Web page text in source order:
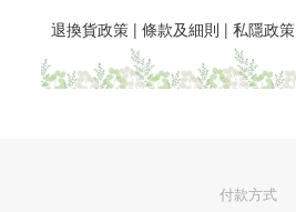
退換貨政策 | 條款及細則 | 私隱政策
付款方式